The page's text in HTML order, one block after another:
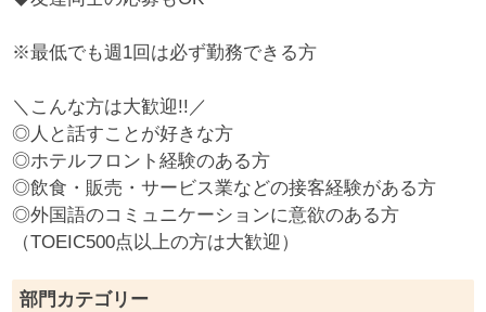
※最低でも週1回は必ず勤務できる方
＼こんな方は大歓迎!!／
◎人と話すことが好きな方
◎ホテルフロント経験のある方
◎飲食・販売・サービス業などの接客経験がある方
◎外国語のコミュニケーションに意欲のある方
（TOEIC500点以上の方は大歓迎）
部門カテゴリー